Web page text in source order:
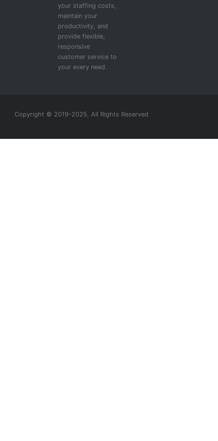
your staffing costs,
maintain your
productivity, and
provide flexible,
responsive
customer service to
your every need.
Copyright © 2019-2025, All Rights Reserved